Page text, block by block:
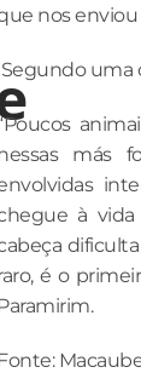
nos enviou
Segundo uma
más
à
é o